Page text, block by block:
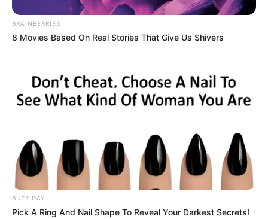
BRAINBERRIES
8 Movies Based On Real Stories That Give Us Shivers
BUZZ DAY
Pick A Ring And Nail Shape To Reveal Your Darkest Secrets!